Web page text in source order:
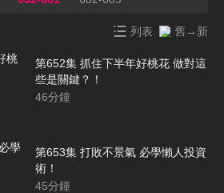
列表 舊→新
第652集 抓住下半年好桃花 做對這
些是關鍵？！
46分鐘
第653集 打敗不景氣 必學懶人投資
術！
45分鐘